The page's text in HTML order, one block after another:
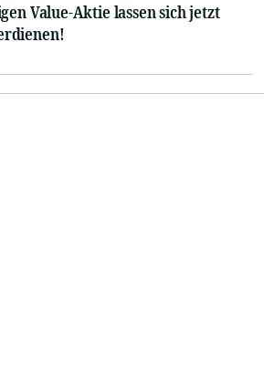
Value-Aktie lassen sich jetzt